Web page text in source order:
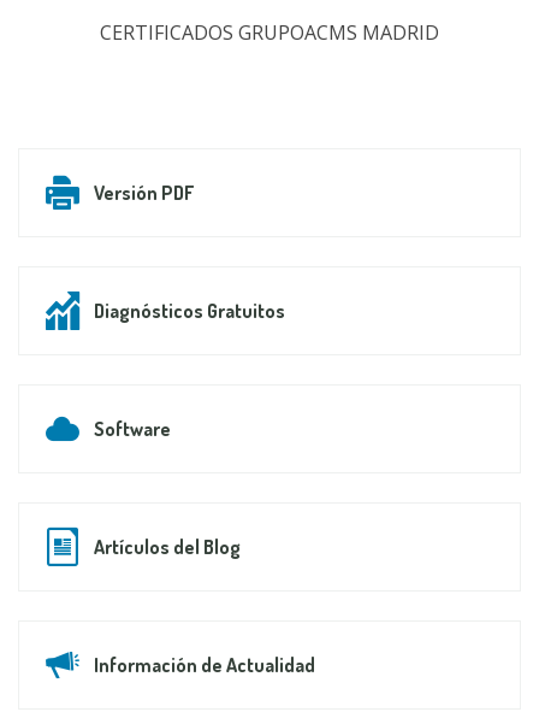
CERTIFICADOS GRUPOACMS MADRID
Versión PDF
Diagnósticos Gratuitos
Software
Artículos del Blog
Información de Actualidad